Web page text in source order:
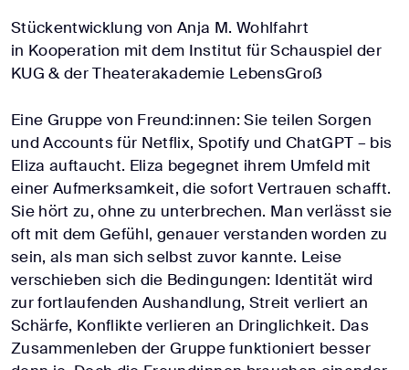
Stückentwicklung von Anja M. Wohlfahrt
in Kooperation mit dem Institut für Schauspiel der
KUG & der Theaterakademie LebensGroß
Eine Gruppe von Freund:innen: Sie teilen Sorgen
und Accounts für Netflix, Spotify und ChatGPT – bis
Eliza auftaucht. Eliza begegnet ihrem Umfeld mit
einer Aufmerksamkeit, die sofort Vertrauen schafft.
Sie hört zu, ohne zu unterbrechen. Man verlässt sie
oft mit dem Gefühl, genauer verstanden worden zu
sein, als man sich selbst zuvor kannte. Leise
verschieben sich die Bedingungen: Identität wird
zur fortlaufenden Aushandlung, Streit verliert an
Schärfe, Konflikte verlieren an Dringlichkeit. Das
Zusammenleben der Gruppe funktioniert besser